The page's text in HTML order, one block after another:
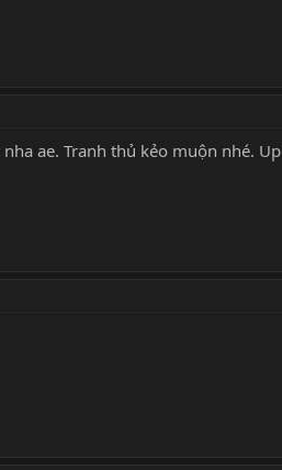
ae. Tranh thủ kẻo muộn nhé. Up